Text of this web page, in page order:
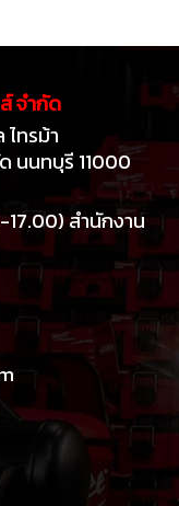
จำกัด
ไทรม้า
นนทบุรี 11000
สำนักงาน